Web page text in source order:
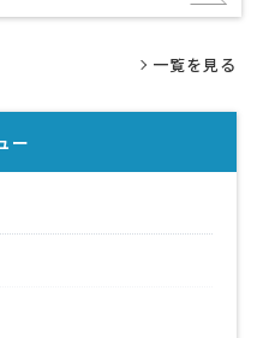
一覧を見る
ー